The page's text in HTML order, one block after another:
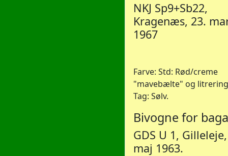
NKJ Sp9+Sb22,
Kragenæs, 23.
1967
Farve: Std: Rød/creme
"mavebælte" og
Tag: Sølv.
Bivogne for
GDS U 1,
maj 1963.